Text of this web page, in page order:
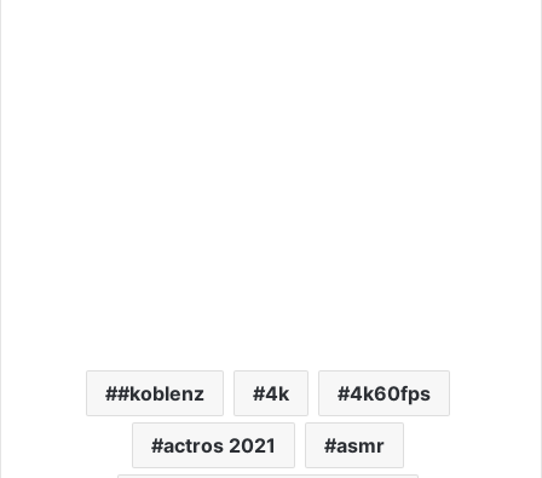
#koblenz 4k 4k60fps
actros 2021 asmr